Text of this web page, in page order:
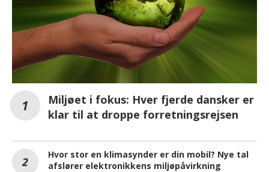
Miljøet i fokus: Hver fjerde dansker er
klar til at droppe forretningsrejsen
Hvor stor en klimasynder er din mobil? Nye tal
afslører elektronikkens miljøpåvirkning